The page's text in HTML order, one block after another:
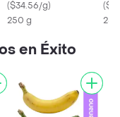
($34.56/g)
250 g
(
en Éxito